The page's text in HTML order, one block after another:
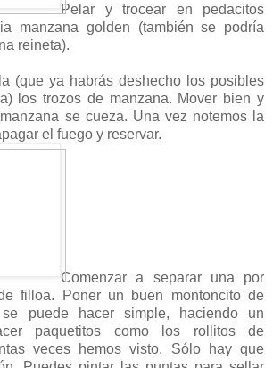
Pelar y trocear en pedacitos
manzana golden (también se podría
reineta).
(que ya habrás deshecho los posibles
los trozos de manzana. Mover bien y
se cueza. Una vez notemos la
el fuego y reservar.
Comenzar a separar una por
filloa. Poner un buen montoncito de
puede hacer simple, haciendo un
paquetitos como los rollitos de
veces hemos visto. Sólo hay que